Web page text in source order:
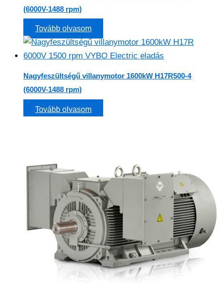
(6000V-1488 rpm)
Tovább olvasom
Nagyfeszültségű villanymotor 1600kW H17R500-4
(6000V-1488 rpm)
Tovább olvasom